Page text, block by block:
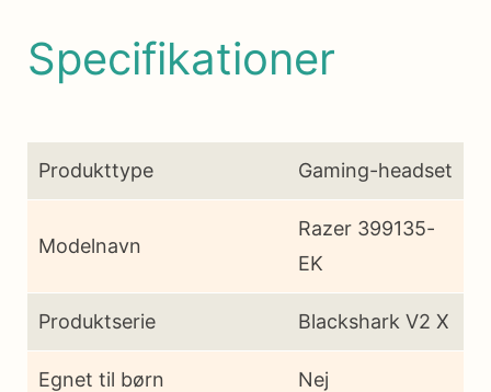
Specifikationer
Produkttype Gaming-headset
Modelnavn
Razer 399135-
EK
Produktserie Blackshark V2 X
Egnet til børn Nej